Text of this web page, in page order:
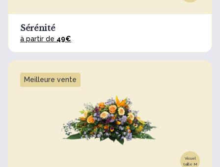
Sérénité
à partir de 49€
Meilleure vente
Visuel
taille M